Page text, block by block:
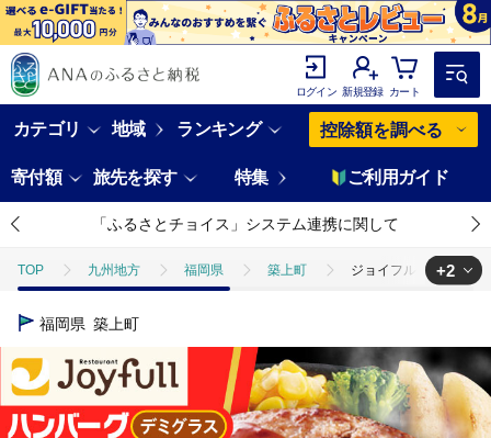
ログイン 新規登録 カート
カテゴリ 地域 ランキング 控除額を調べる
寄付額 旅先を探す 特集 ご利用ガイド
「ふるさとチョイス」システム連携に関して
TOP 九州地方 福岡県 築上町 ジョイフル ハンバー
TOP
ハンバーグ ジョイフル ハンバーグ
+2
福岡県 築上町